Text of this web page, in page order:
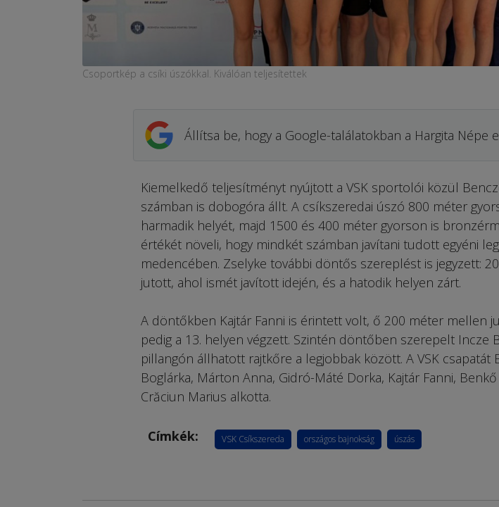
Csoportkép a csíki úszókkal. Kiválóan teljesítettek
Állítsa be, hogy a Google-találatokban a Hargita Népe
Kiemelkedő teljesítményt nyújtott a VSK sportolói közül
számban is dobogóra állt. A csíkszeredai úszó 800 méter
harmadik helyét, majd 1500 és 400 méter gyorson is
értékét növeli, hogy mindkét számban javítani tudott egyéni
medencében. Zselyke további döntős szereplést is jegyzett:
jutott, ahol ismét javított idején, és a hatodik helyen zárt.
A döntőkben Kajtár Fanni is érintett volt, ő 200 méter mellen
pedig a 13. helyen végzett. Szintén döntőben szerepelt Incze
pillangón állhatott rajtkőre a legjobbak között. A VSK csapatát
Boglárka, Márton Anna, Gidró-Máté Dorka, Kajtár Fanni,
Crăciun Marius alkotta.
Címkék: VSK Csíkszereda országos bajnokság úszás